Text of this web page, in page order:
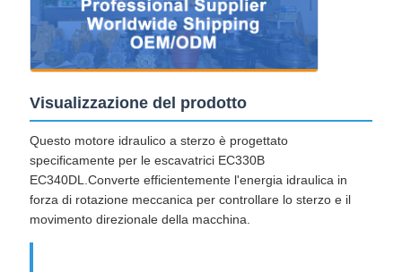
Visualizzazione del prodotto
Questo motore idraulico a sterzo è progettato
specificamente per le escavatrici EC330B
EC340DL.Converte efficientemente l'energia idraulica in
forza di rotazione meccanica per controllare lo sterzo e il
movimento direzionale della macchina.